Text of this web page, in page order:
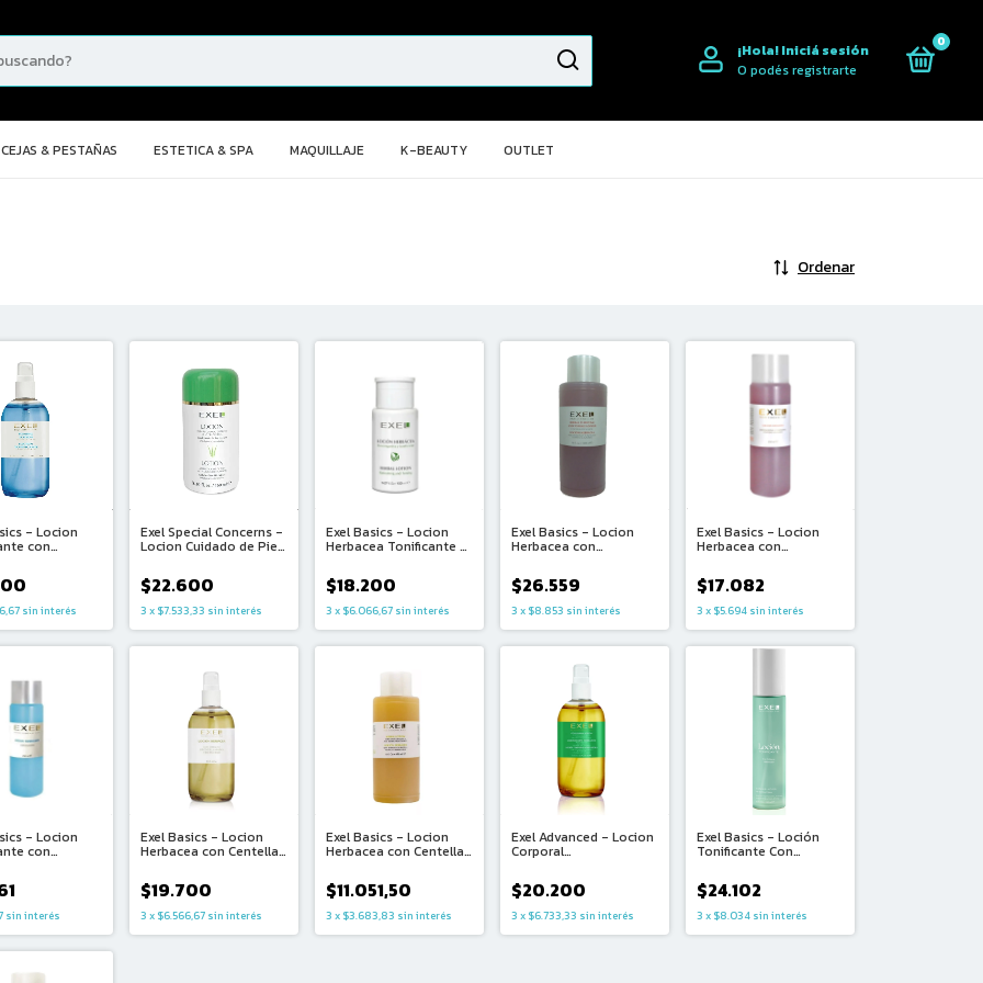
¡Hola!Iniciá sesión
O podés registrarte
0
CEJAS & PESTAÑAS ESTETICA & SPA MAQUILLAJE K-BEAUTY OUTLET
Ordenar
- Locion
con
sin interés
Exel Special Concerns -
Locion Cuidado de Piel
Oil (160ml)
$22.600
3 x $7.533,33 sin interés
Exel Basics - Locion
Herbacea Tonificante y
$18.200
3 x $6.066,67 sin interés
Exel Basics - Locion
Herbacea con
Descongestiva y
Tonificante (480ml)
$26.559
3 x $8.853 sin interés
Exel Basics - Locion
Herbacea con
Descongestiva y
Tonificante (250ml)
$17.082
3 x $5.694 sin interés
- Locion
con
sin interés
Exel Basics - Locion
Herbacea con Centella
(250ml c/valv)
$19.700
3 x $6.566,67 sin interés
Exel Basics - Locion
Herbacea con Centella
(480ml)
$11.051,50
3 x $3.683,83 sin interés
Exel Advanced - Locion
Corporal
con Yerba Mate +
Guarana (250ml)
$20.200
3 x $6.733,33 sin interés
Exel Basics - Loción
Tonificante Con
(250ml)
$24.102
3 x $8.034 sin interés